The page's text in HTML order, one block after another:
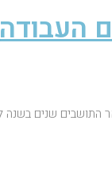
העבודה
שנים בשנה